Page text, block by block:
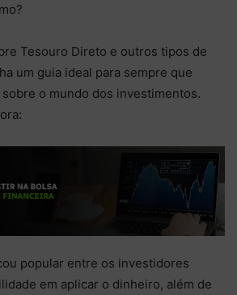
Tesouro Direto e outros tipos de
um guia ideal para sempre que
o mundo dos investimentos.
popular entre os investidores
em aplicar o dinheiro, além de